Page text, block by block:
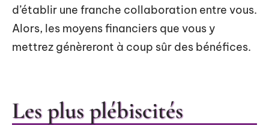
d’établir une franche collaboration entre vous.
Alors, les moyens financiers que vous y
mettrez génèreront à coup sûr des bénéfices.
Les plus plébiscités